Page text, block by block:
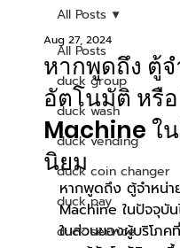
All Posts
duck group
duck wash
duck vending
duck coin changer
duck pay
duck service
All Posts
หากพูดถึง ตู้
อัตโนมัติ หรื
Machine ใ
นิยม
Aug 27, 2024
หากพูดถึง ตู้จำหน่
Machine ในปัจจุบั
ในส่วนของผู้บริโภค